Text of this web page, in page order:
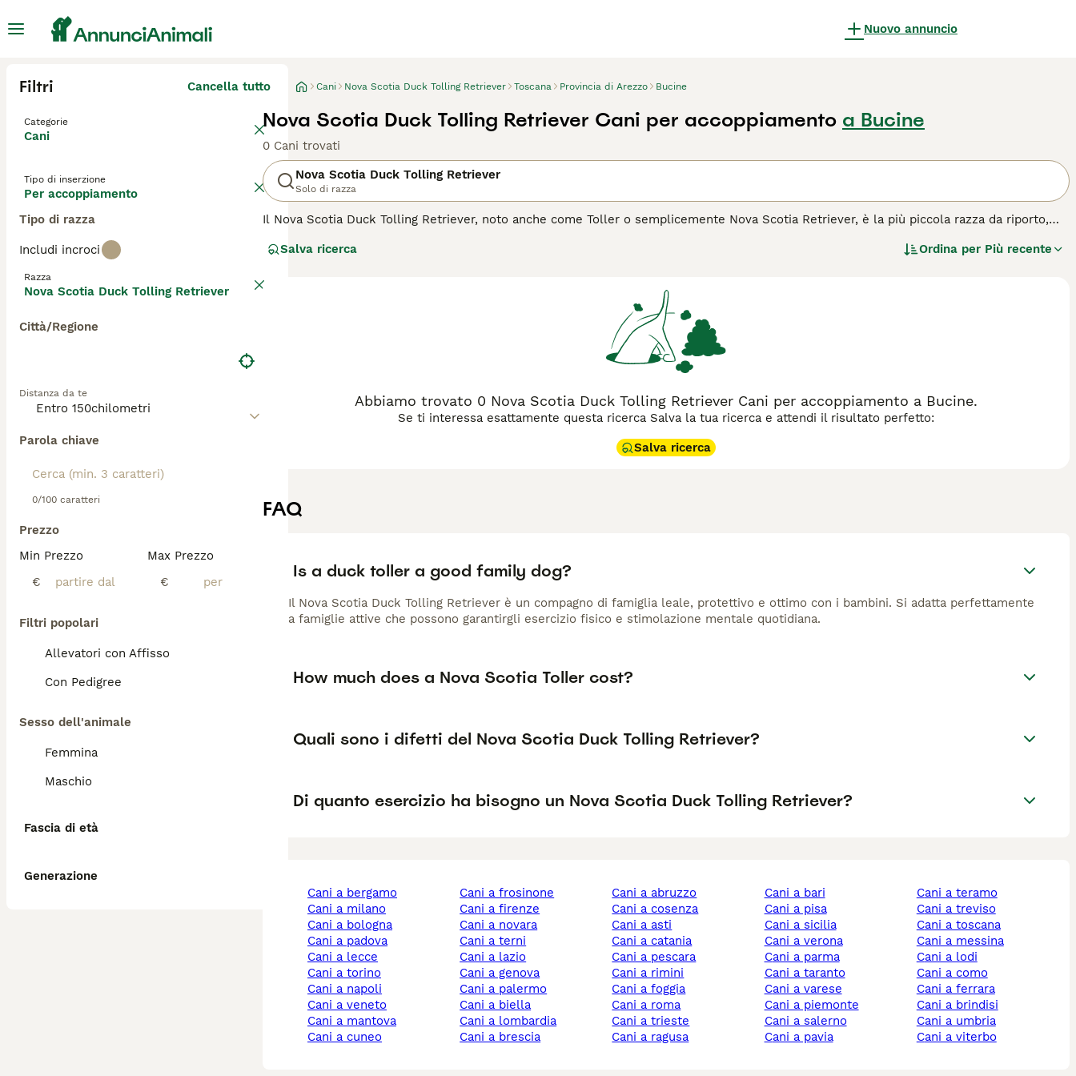
Nuovo annuncio
Filtri Cancella tutto
Categorie
Cani
Tipo di inserzione
Per accoppiamento
Tipo di razza
Includi incroci
Razza
Nova Scotia Duck Tolling Retriever
Città/Regione
Distanza da te
Parola chiave
0/100 caratteri
Prezzo
Min Prezzo
€
Max Prezzo
€
Filtri popolari
Allevatori con Affisso
Con Pedigree
Sesso dell'animale
Femmina
Maschio
Fascia di età
Generazione
Cani Nova Scotia Duck Tolling Retriever Toscana Provincia di Arezzo Bucine
Nova Scotia Duck Tolling Retriever Cani per accoppiamento a Bucine
0 Cani trovati
Nova Scotia Duck Tolling Retriever
Solo di razza
Il Nova Scotia Duck Tolling Retriever, noto anche come Toller o semplicemente Nova Scotia Retriever, è la più piccola razza da riporto,
eccellente cane da caccia, specializzato nel richiamare le anatre a portata di sparatore, grazie alla sua abilità unica di "tolling" (attrarre) la
soddisfare il suo bisogno di esercizio e stimolazione mentale. Questa razza si adatta bene a vari sport cinofili e ama l'acqua. Richiede una
socializzazione precoce e un'educazione positiva per esprimere al meglio il suo carattere equilibrato.
Nova Scotia Duck Tolling Retriever è il cane giusto per te, leggi la guida all'acquisto
Salva ricerca Ordina per Più recente
Abbiamo trovato 0 Nova Scotia Duck Tolling Retriever Cani per accoppiamento a Bucine.
Se ti interessa esattamente questa ricerca Salva la tua ricerca e attendi il risultato perfetto:
Salva ricerca
FAQ
Is a duck toller a good family dog?
Il Nova Scotia Duck Tolling Retriever è un compagno di famiglia leale, protettivo e ottimo con i bambini. Si adatta perfettamente
a famiglie attive che possono garantirgli esercizio fisico e stimolazione mentale quotidiana.
How much does a Nova Scotia Toller cost?
Quali sono i difetti del Nova Scotia Duck Tolling Retriever?
Di quanto esercizio ha bisogno un Nova Scotia Duck Tolling Retriever?
cani a bergamo
cani a milano
cani a bologna
cani a padova
cani a lecce
cani a torino
cani a napoli
cani a veneto
cani a mantova
cani a cuneo
cani a frosinone
cani a firenze
cani a novara
cani a terni
cani a lazio
cani a genova
cani a palermo
cani a biella
cani a lombardia
cani a brescia
cani a abruzzo
cani a cosenza
cani a asti
cani a catania
cani a pescara
cani a rimini
cani a foggia
cani a roma
cani a trieste
cani a ragusa
cani a bari
cani a pisa
cani a sicilia
cani a verona
cani a parma
cani a taranto
cani a varese
cani a piemonte
cani a salerno
cani a pavia
cani a teramo
cani a treviso
cani a toscana
cani a messina
cani a lodi
cani a como
cani a ferrara
cani a brindisi
cani a umbria
cani a viterbo